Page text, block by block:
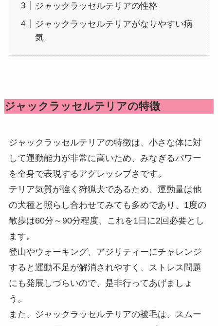
ジャックラッセルテリアの性格
ジャックラッセルテリアがなりやすい病
気
ジャックラッセルテリアの特徴
ジャックラッセルテリアの特徴は、小さな体に対
して運動能力が非常に高いため、みなぎるパワー
を全身で表現するアグレッシブさです。
テリア気質が強く狩猟犬であるため、運動量は他
の犬種と照らし合わせてみても多めであり、1度の
散歩は60分～90分程度、これを1日に2回必要とし
ます。
登山やウォーキング、アジリティーにチャレンジ
すると運動不足が解消されやすく、ストレス問題
にも発展しづらいので、是非行ってあげましょ
う。
また、ジャックラッセルテリアの被毛は、スムー